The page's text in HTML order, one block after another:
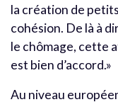
la création de
cohésion. De là à
le chômage, cette
est bien d’accord.»
Au niveau